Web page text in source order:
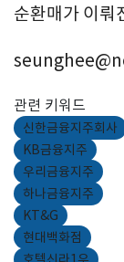
순환매가 이뤄
관련 키워드
신한금융지주회사
KB금융지주
우리금융지주
하나금융지주
KT&G
현대백화점